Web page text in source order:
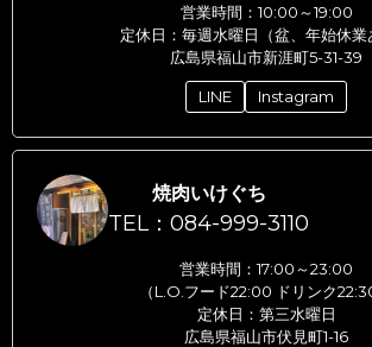
営業時間：10:00～19:00
定休日：毎週水曜日（盆、年始休業
広島県福山市新涯町5-31-39
LINE Instagram
焼肉いけぐち
TEL：084-999-3110
営業時間：17:00～23:00
（L.O.フード22:00 ドリンク
定休日：第三水曜日
広島県福山市伏見町1-16